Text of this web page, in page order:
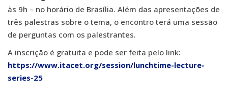
às 9h – no horário de Brasília. Além das apresentações de
três palestras sobre o tema, o encontro terá uma sessão
de perguntas com os palestrantes.
A inscrição é gratuita e pode ser feita pelo link:
https://www.itacet.org/session/lunchtime-lecture-
series-25